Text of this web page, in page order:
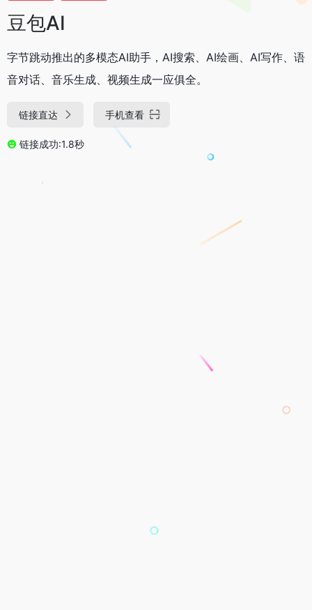
豆包AI
字节跳动推出的多模态AI助手，AI搜索、AI绘画、AI写作、语
音对话、音乐生成、视频生成一应俱全。
链接直达 手机查看
链接成功:1.8秒